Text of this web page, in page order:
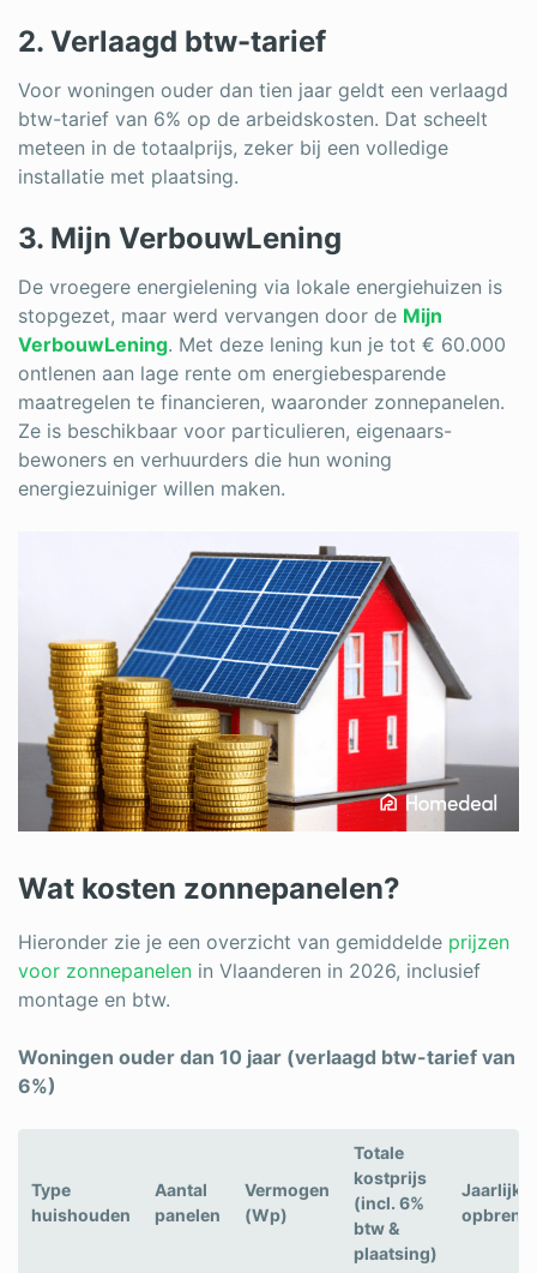
2. Verlaagd btw-tarief
Voor woningen ouder dan tien jaar geldt een verlaagd
btw-tarief van 6% op de arbeidskosten. Dat scheelt
meteen in de totaalprijs, zeker bij een volledige
installatie met plaatsing.
3. Mijn VerbouwLening
De vroegere energielening via lokale energiehuizen is
stopgezet, maar werd vervangen door de Mijn
VerbouwLening. Met deze lening kun je tot € 60.000
ontlenen aan lage rente om energiebesparende
maatregelen te financieren, waaronder zonnepanelen.
Ze is beschikbaar voor particulieren, eigenaars-
bewoners en verhuurders die hun woning
energiezuiniger willen maken.
Wat kosten zonnepanelen?
Hieronder zie je een overzicht van gemiddelde prijzen
voor zonnepanelen in Vlaanderen in 2026, inclusief
montage en btw.
Woningen ouder dan 10 jaar (verlaagd btw-tarief van
6%)
Type
huishouden
Aantal
panelen
Vermogen
(Wp)
Totale
kostprijs
(incl. 6%
btw &
plaatsing)